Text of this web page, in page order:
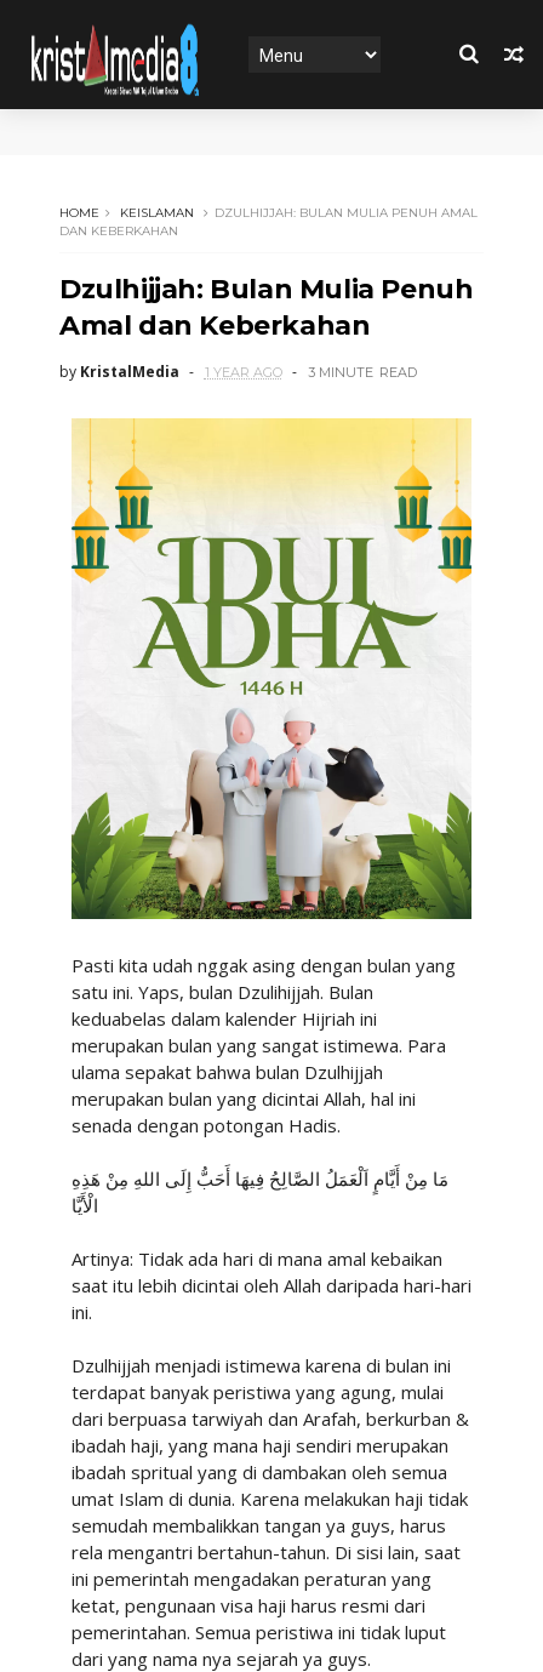
HOME KEISLAMAN
DZULHIJJAH: BULAN MULIA PENUH AMAL
DAN KEBERKAHAN
Dzulhijjah: Bulan Mulia Penuh
Amal dan Keberkahan
by KristalMedia 1 YEAR AGO 3 MINUTE READ
Pasti kita udah nggak asing dengan bulan yang
satu ini. Yaps, bulan Dzulihijjah. Bulan
keduabelas dalam kalender Hijriah ini
merupakan bulan yang sangat istimewa. Para
ulama sepakat bahwa bulan Dzulhijjah
merupakan bulan yang dicintai Allah, hal ini
senada dengan potongan Hadis.
مَا مِنْ أَيَّامٍ اَلْعَمَلُ الصَّالِحُ فِيهَا أَحَبُّ إِلَى اللهِ مِنْ هَذِهِ
الْأَيَّا
Artinya: Tidak ada hari di mana amal kebaikan
saat itu lebih dicintai oleh Allah daripada hari-hari
ini.
Dzulhijjah menjadi istimewa karena di bulan ini
terdapat banyak peristiwa yang agung, mulai
dari berpuasa tarwiyah dan Arafah, berkurban &
ibadah haji, yang mana haji sendiri merupakan
ibadah spritual yang di dambakan oleh semua
umat Islam di dunia. Karena melakukan haji tidak
semudah membalikkan tangan ya guys, harus
rela mengantri bertahun-tahun. Di sisi lain, saat
ini pemerintah mengadakan peraturan yang
ketat, pengunaan visa haji harus resmi dari
pemerintahan. Semua peristiwa ini tidak luput
dari yang nama nya sejarah ya guys.